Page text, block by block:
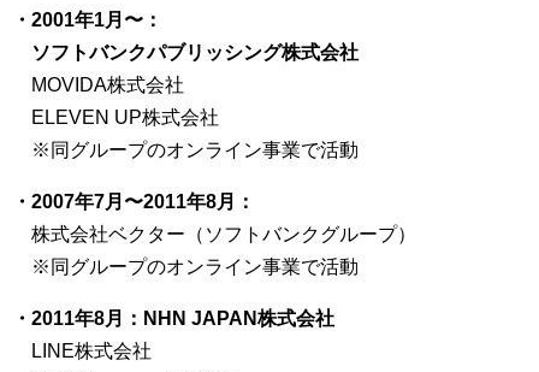
・2001年1月〜：
ソフトバンクパブリッシング株式会社
MOVIDA株式会社
ELEVEN UP株式会社
※同グループのオンライン事業で活動
・2007年7月〜2011年8月：
株式会社ベクター（ソフトバンクグループ）
※同グループのオンライン事業で活動
・2011年8月：NHN JAPAN株式会社
LINE株式会社